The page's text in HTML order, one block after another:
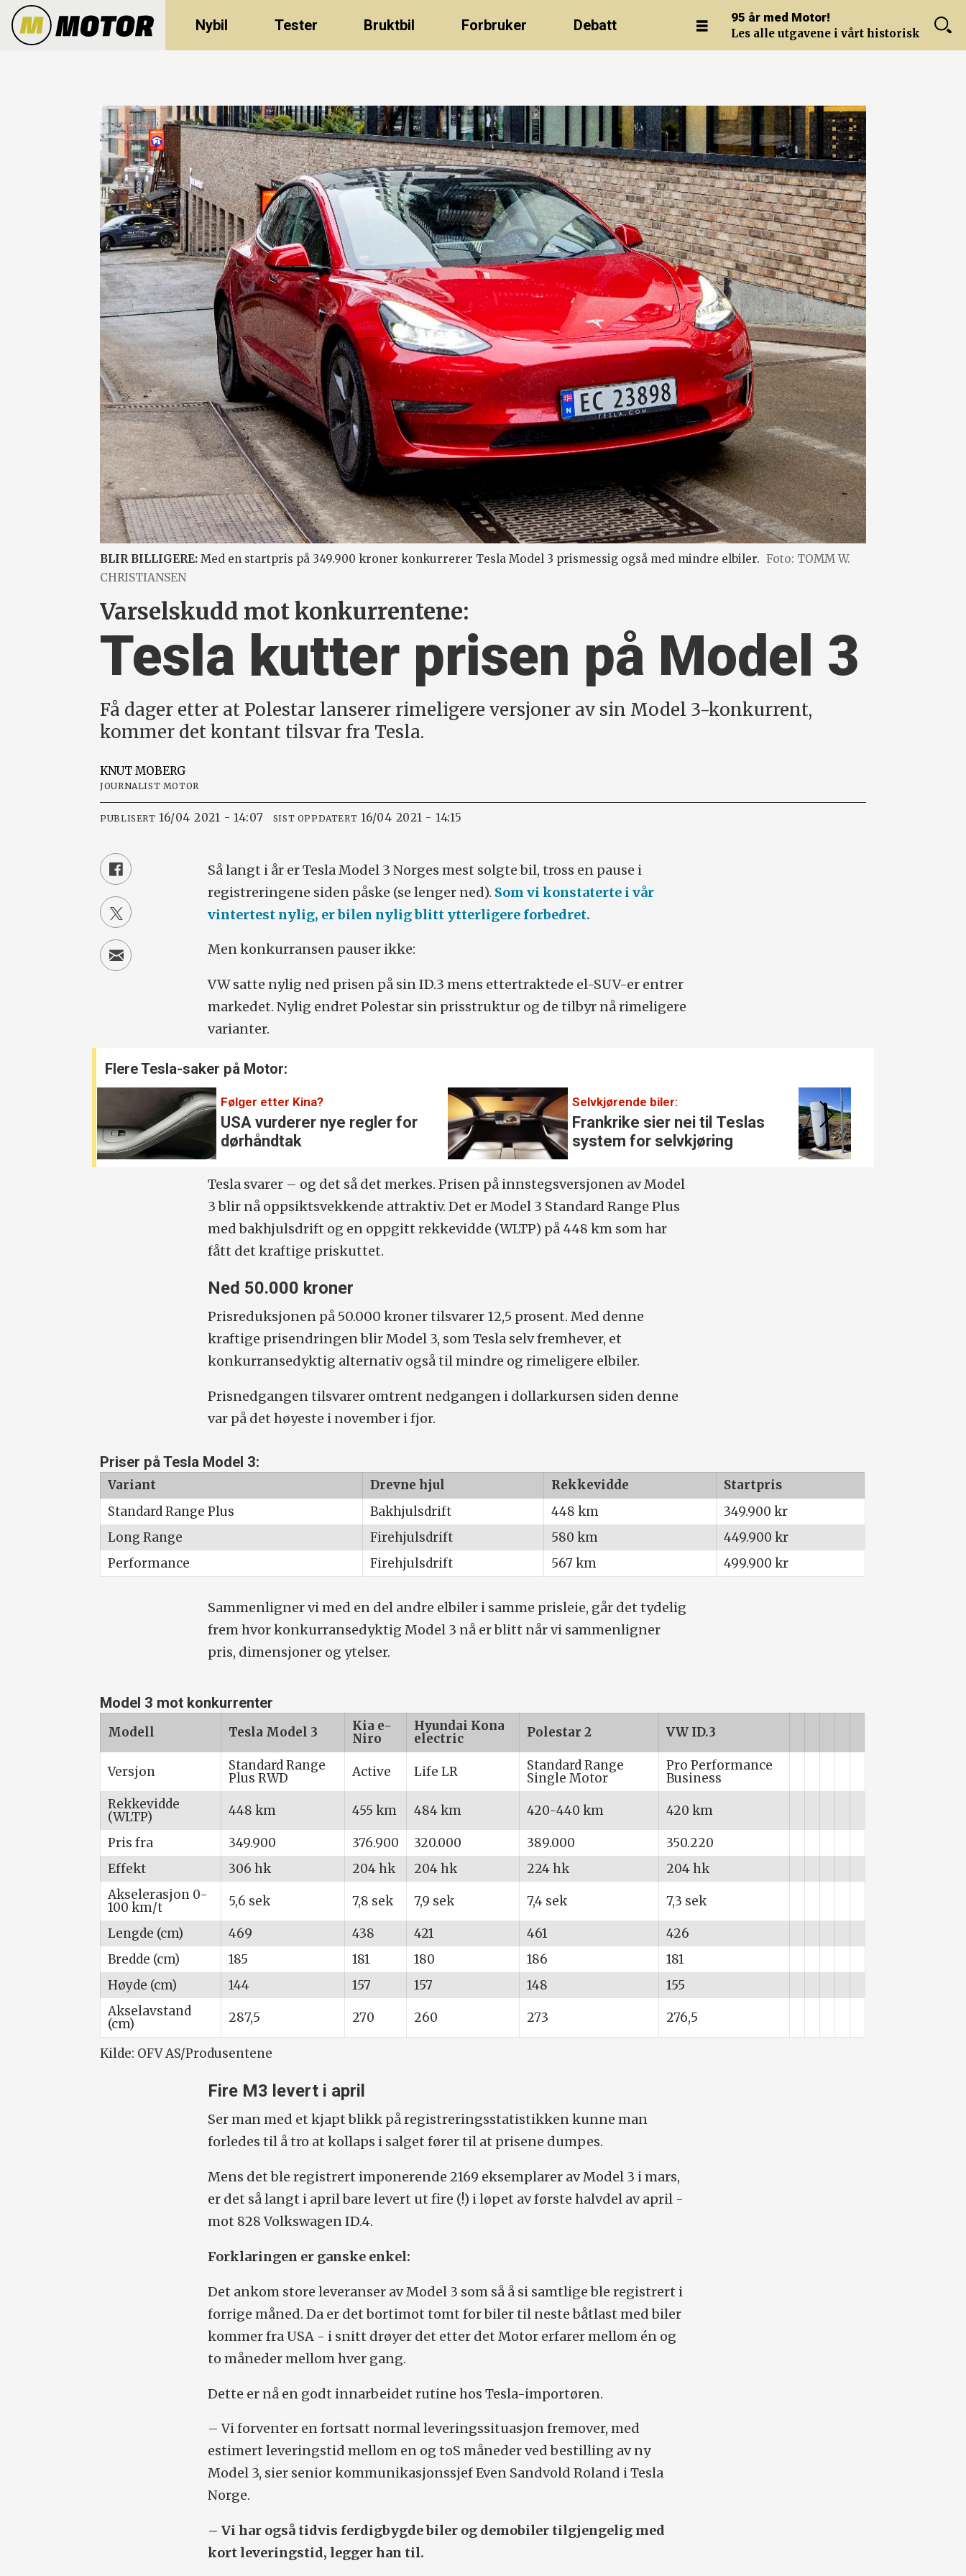
Nybil Tester Bruktbil Forbruker Debatt 95 år med Motor!
Les alle utgavene i vårt historiske arkiv.
BLIR BILLIGERE: Med en startpris på 349.900 kroner konkurrerer Tesla Model 3 prismessig også med mindre elbiler. Foto: TOMM W.
CHRISTIANSEN
Varselskudd mot konkurrentene:
Tesla kutter prisen på Model 3
Få dager etter at Polestar lanserer rimeligere versjoner av sin Model 3-konkurrent,
kommer det kontant tilsvar fra Tesla.
KNUT MOBERG
JOURNALIST MOTOR
PUBLISERT 16/04 2021 - 14:07 SIST OPPDATERT 16/04 2021 - 14:15
Så langt i år er Tesla Model 3 Norges mest solgte bil, tross en pause i
registreringene siden påske (se lenger ned). Som vi konstaterte i vår
vintertest nylig, er bilen nylig blitt ytterligere forbedret.
Men konkurransen pauser ikke:
VW satte nylig ned prisen på sin ID.3 mens ettertraktede el-SUV-er entrer
markedet. Nylig endret Polestar sin prisstruktur og de tilbyr nå rimeligere
varianter.
Flere Tesla-saker på Motor:
Følger etter Kina?
USA vurderer nye regler for
dørhåndtak
Selvkjørende biler:
Frankrike sier nei til Teslas
system for selvkjøring
Tesla svarer – og det så det merkes. Prisen på innstegsversjonen av Model
3 blir nå oppsiktsvekkende attraktiv. Det er Model 3 Standard Range Plus
med bakhjulsdrift og en oppgitt rekkevidde (WLTP) på 448 km som har
fått det kraftige priskuttet.
Ned 50.000 kroner
Prisreduksjonen på 50.000 kroner tilsvarer 12,5 prosent. Med denne
kraftige prisendringen blir Model 3, som Tesla selv fremhever, et
konkurransedyktig alternativ også til mindre og rimeligere elbiler.
Prisnedgangen tilsvarer omtrent nedgangen i dollarkursen siden denne
var på det høyeste i november i fjor.
Priser på Tesla Model 3:
Variant Drevne hjul Rekkevidde
Startpris
Standard Range Plus
Bakhjulsdrift 448 km
349.900 kr
Long Range
Firehjulsdrift 580 km
449.900 kr
Performance
Firehjulsdrift 567 km 499.900 kr
Sammenligner vi med en del andre elbiler i samme prisleie, går det tydelig
frem hvor konkurransedyktig Model 3 nå er blitt når vi sammenligner
pris, dimensjoner og ytelser.
Model 3 mot konkurrenter
Modell Tesla Model 3
Kia e-
Niro
Hyundai Kona
electric
Polestar 2 VW ID.3
Versjon
Standard Range
Plus RWD
Active Life LR
Standard Range
Single Motor
Pro Performance
Business
Rekkevidde
(WLTP)
448 km 455 km 484 km 420-440 km 420 km
Pris fra 349.900 376.900 320.000 389.000
350.220
Effekt
306 hk 204 hk 204 hk 224 hk
204 hk
Akselerasjon 0-
100 km/t
5,6 sek 7,8 sek 7,9 sek 7,4 sek 7,3 sek
Lengde (cm) 469 438 421 461
426
Bredde (cm)
185 181 180 186
181
Høyde (cm)
144 157 157 148
155
Akselavstand
(cm)
287,5 270 260 273 276,5
Kilde: OFV AS/Produsentene
Fire M3 levert i april
Ser man med et kjapt blikk på registreringsstatistikken kunne man
forledes til å tro at kollaps i salget fører til at prisene dumpes.
Mens det ble registrert imponerende 2169 eksemplarer av Model 3 i mars,
er det så langt i april bare levert ut fire (!) i løpet av første halvdel av april -
mot 828 Volkswagen ID.4.
Forklaringen er ganske enkel:
Det ankom store leveranser av Model 3 som så å si samtlige ble registrert i
forrige måned. Da er det bortimot tomt for biler til neste båtlast med biler
kommer fra USA - i snitt drøyer det etter det Motor erfarer mellom én og
to måneder mellom hver gang.
Dette er nå en godt innarbeidet rutine hos Tesla-importøren.
– Vi forventer en fortsatt normal leveringssituasjon fremover, med
estimert leveringstid mellom en og toS måneder ved bestilling av ny
Model 3, sier senior kommunikasjonssjef Even Sandvold Roland i Tesla
Norge.
– Vi har også tidvis ferdigbygde biler og demobiler tilgjengelig med
kort leveringstid, legger han til.